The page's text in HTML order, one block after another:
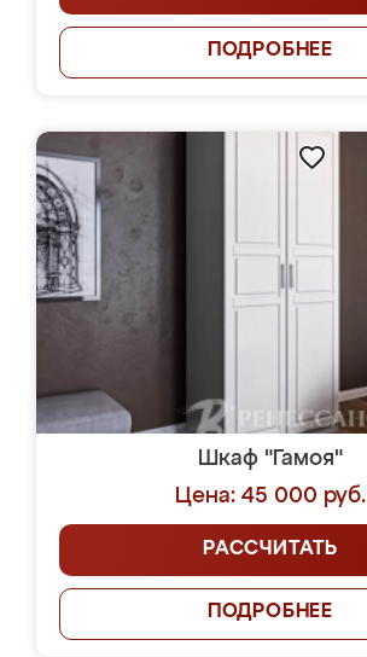
ПОДРОБНЕЕ
Шкаф "Гамоя"
Цена: 45 000 руб.
РАССЧИТАТЬ
ПОДРОБНЕЕ